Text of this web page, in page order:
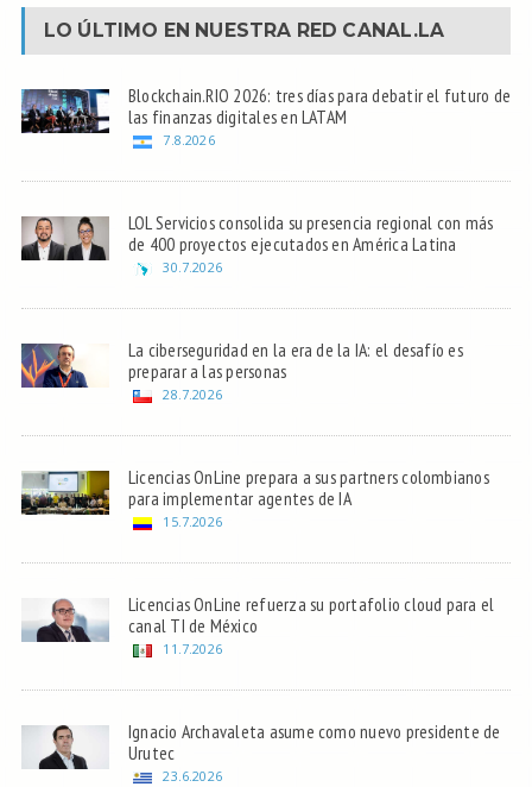
LO ÚLTIMO EN NUESTRA RED CANAL.LA
Blockchain.RIO 2026: tres días para debatir el futuro de
las finanzas digitales en LATAM
7.8.2026
LOL Servicios consolida su presencia regional con más
de 400 proyectos ejecutados en América Latina
30.7.2026
La ciberseguridad en la era de la IA: el desafío es
preparar a las personas
28.7.2026
Licencias OnLine prepara a sus partners colombianos
para implementar agentes de IA
15.7.2026
Licencias OnLine refuerza su portafolio cloud para el
canal TI de México
11.7.2026
Ignacio Archavaleta asume como nuevo presidente de
Urutec
23.6.2026